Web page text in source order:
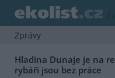
/
Zprávy
Hladina Dunaje je na
rybáři jsou bez práce